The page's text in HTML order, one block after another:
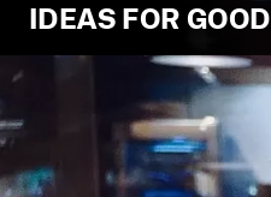
IDEAS FOR GOOD